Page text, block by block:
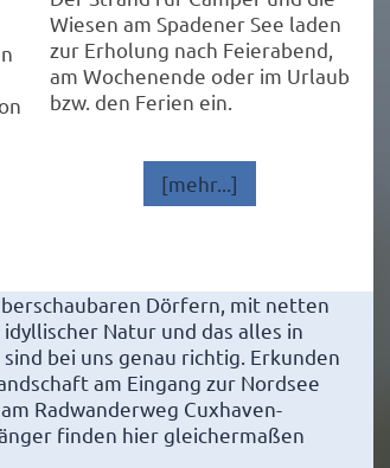
Wiesen am Spadener See laden
zur Erholung nach Feierabend,
am Wochenende oder im Urlaub
bzw. den Ferien ein.
[mehr...]
Dörfern, mit netten
Natur und das alles in
bei uns genau richtig. Erkunden
am Eingang zur Nordsee
Radwanderweg Cuxhaven-
finden hier gleichermaßen